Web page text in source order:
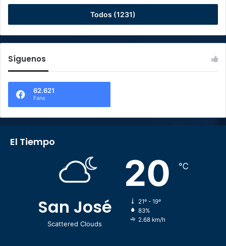
Todos (1231)
Síguenos
62.621
Fans
El Tiempo
San José
Scattered Clouds
20 ℃
21º - 19º
83%
2.68 km/h